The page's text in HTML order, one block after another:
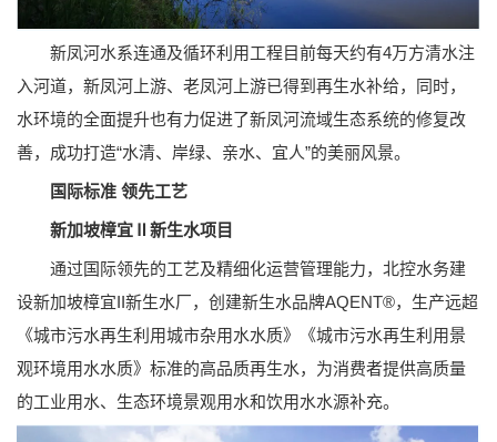
新凤河水系连通及循环利用工程目前每天约有4万方清水注
入河道，新凤河上游、老凤河上游已得到再生水补给，同时，
水环境的全面提升也有力促进了新凤河流域生态系统的修复改
善，成功打造“水清、岸绿、亲水、宜人”的美丽风景。
国际标准 领先工艺
新加坡樟宜Ⅱ新生水项目
通过国际领先的工艺及精细化运营管理能力，北控水务建
设新加坡樟宜II新生水厂，创建新生水品牌AQENT®，生产远超
《城市污水再生利用城市杂用水水质》《城市污水再生利用景
观环境用水水质》标准的高品质再生水，为消费者提供高质量
的工业用水、生态环境景观用水和饮用水水源补充。